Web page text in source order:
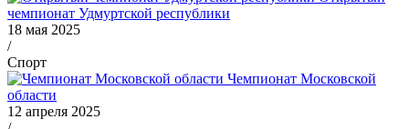
чемпионат Удмуртской республики
18 мая 2025
/
Спорт
Чемпионат Московской
области
12 апреля 2025